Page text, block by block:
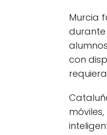
Murcia
durante
con